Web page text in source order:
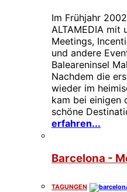
Im Frühjahr
ALTAMEDIA mit
Meetings,
und andere
Baleareninsel
Nachdem die
wieder im
kam bei einigen
schöne
erfahren...
Barcelona -
TAGUNGEN